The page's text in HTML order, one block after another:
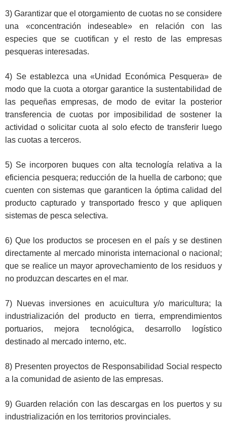
3) Garantizar que el otorgamiento de cuotas no se considere
una «concentración indeseable» en relación con las
especies que se cuotifican y el resto de las empresas
pesqueras interesadas.
4) Se establezca una «Unidad Económica Pesquera» de
modo que la cuota a otorgar garantice la sustentabilidad de
las pequeñas empresas, de modo de evitar la posterior
transferencia de cuotas por imposibilidad de sostener la
actividad o solicitar cuota al solo efecto de transferir luego
las cuotas a terceros.
5) Se incorporen buques con alta tecnología relativa a la
eficiencia pesquera; reducción de la huella de carbono; que
cuenten con sistemas que garanticen la óptima calidad del
producto capturado y transportado fresco y que apliquen
sistemas de pesca selectiva.
6) Que los productos se procesen en el país y se destinen
directamente al mercado minorista internacional o nacional;
que se realice un mayor aprovechamiento de los residuos y
no produzcan descartes en el mar.
7) Nuevas inversiones en acuicultura y/o maricultura; la
industrialización del producto en tierra, emprendimientos
portuarios, mejora tecnológica, desarrollo logístico
destinado al mercado interno, etc.
8) Presenten proyectos de Responsabilidad Social respecto
a la comunidad de asiento de las empresas.
9) Guarden relación con las descargas en los puertos y su
industrialización en los territorios provinciales.